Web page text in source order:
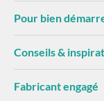
Pour bien
Conseils &
Fabricant engagé